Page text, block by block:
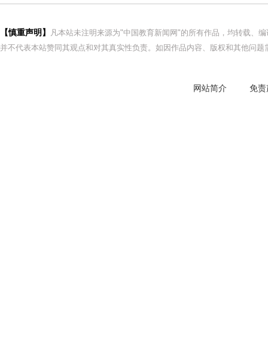
【慎重声明】
凡本站未注明来源为"中国教育新闻网"的所有作品，均转载、
并不代表本站赞同其观点和对其真实性负责。如因作品内容、版权和其他问
网站简介 免责